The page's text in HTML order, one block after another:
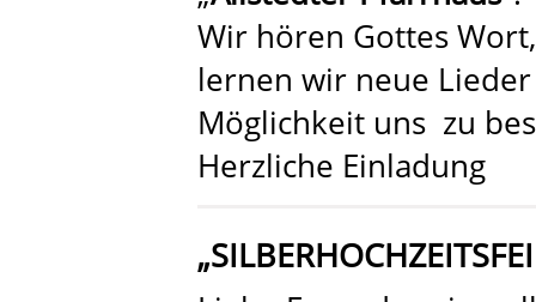
Wir hören Gottes
lernen wir neue
Möglichkeit uns zu
Herzliche Einladung